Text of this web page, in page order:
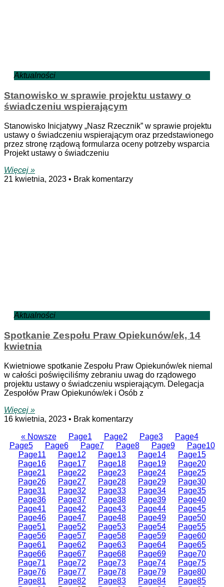
Aktualności
Stanowisko w sprawie projektu ustawy o
świadczeniu wspierającym
Stanowisko Inicjatywy „Nasz Rzecznik” w sprawie projektu
ustawy o świadczeniu wspierającym oraz przedstawionego
przez stronę rządową formularza oceny potrzeby wsparcia
Projekt ustawy o świadczeniu
Więcej »
21 kwietnia, 2023
Brak komentarzy
Aktualności
Spotkanie Zespołu Praw Opiekunów/ek, 14
kwietnia
Kwietniowe spotkanie Zespołu Praw Opiekunów/ek niemal
w całości poświęciliśmy zebraniu uwag do rządowego
projektu ustawy o świadczeniu wspierającym. Delegacja
Zespołów Praw Opiekunów/ek i Osób z
Więcej »
16 kwietnia, 2023
Brak komentarzy
« Nowsze Page1 Page2 Page3 Page4
Page5 Page6 Page7 Page8 Page9 Page10
Page11 Page12 Page13 Page14 Page15
Page16 Page17 Page18 Page19 Page20
Page21 Page22 Page23 Page24 Page25
Page26 Page27 Page28 Page29 Page30
Page31 Page32 Page33 Page34 Page35
Page36 Page37 Page38 Page39 Page40
Page41 Page42 Page43 Page44 Page45
Page46 Page47 Page48 Page49 Page50
Page51 Page52 Page53 Page54 Page55
Page56 Page57 Page58 Page59 Page60
Page61 Page62 Page63 Page64 Page65
Page66 Page67 Page68 Page69 Page70
Page71 Page72 Page73 Page74 Page75
Page76 Page77 Page78 Page79 Page80
Page81 Page82 Page83 Page84 Page85